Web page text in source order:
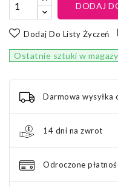
DODAJ
Dodaj Do Listy Życzeń
Ostatnie sztuki w
Darmowa wysyłka
14 dni na zwrot
Odroczone